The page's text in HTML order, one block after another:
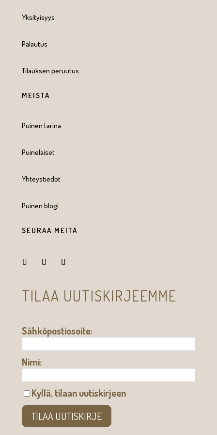
Yksityisyys
Palautus
Tilauksen peruutus
MEISTÄ
Puinen tarina
Puinelaiset
Yhteystiedot
Puinen blogi
SEURAA MEITÄ
TILAA UUTISKIRJEEMME
Sähköpostiosoite:
Nimi:
Kyllä, tilaan uutiskirjeen